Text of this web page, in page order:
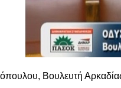
Βουλευτή